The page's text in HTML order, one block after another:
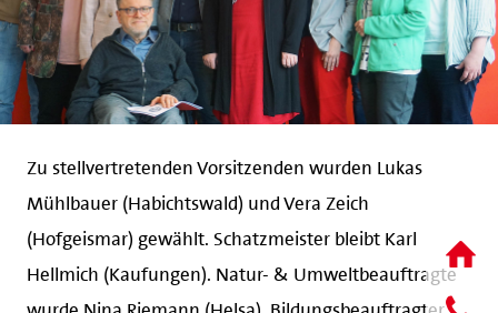
Zu stellvertretenden Vorsitzenden wurden Lukas
Mühlbauer (Habichtswald) und Vera Zeich
(Hofgeismar) gewählt. Schatzmeister bleibt Karl
Hellmich (Kaufungen). Natur- & Umweltbeauftragte
wurde Nina Riemann (Helsa), Bildungsbeauftragter